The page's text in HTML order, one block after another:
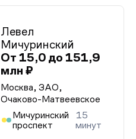
Левел
Мичуринский
От 15,0 до 151,9
млн ₽
Москва, ЗАО,
Очаково-Матвеевское
Мичуринский
проспект
15
минут